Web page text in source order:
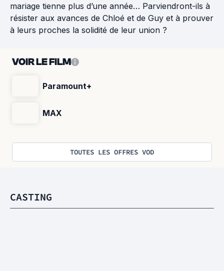
mariage tienne plus d’une année… Parviendront-ils à
résister aux avances de Chloé et de Guy et à prouver
à leurs proches la solidité de leur union ?
VOIR LE FILM
Paramount+
MAX
TOUTES LES OFFRES VOD
CASTING